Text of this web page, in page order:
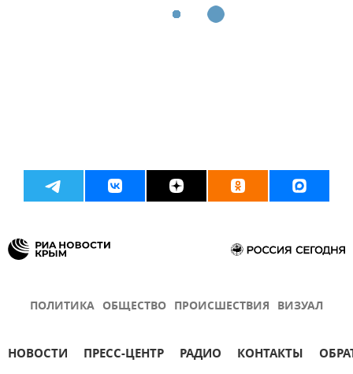
ПОЛИТИКА ОБЩЕСТВО ПРОИСШЕСТВИЯ ВИЗУАЛ
НОВОСТИ ПРЕСС-ЦЕНТР РАДИО КОНТАКТЫ